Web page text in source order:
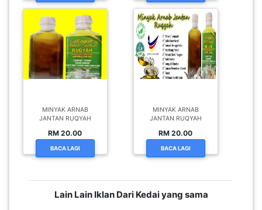
RM 20.00
BACA LAGI
RM 20.00
BACA LAGI
Lain Lain Iklan Dari Kedai yang sama